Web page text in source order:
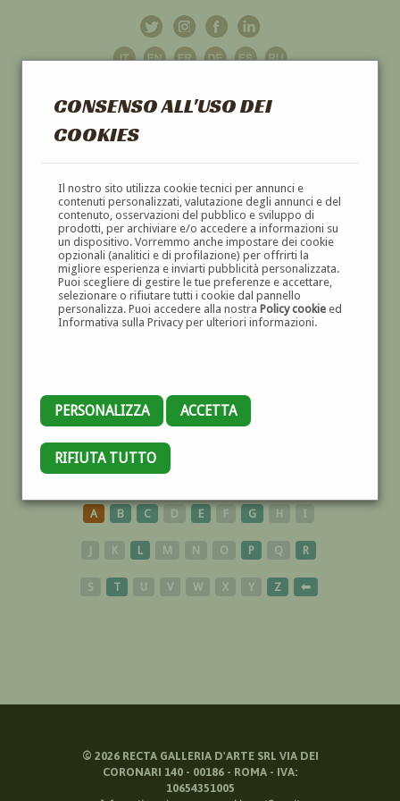
CONSENSO ALL'USO DEI
COOKIES
Il nostro sito utilizza cookie tecnici per annunci e
contenuti personalizzati, valutazione degli annunci e del
contenuto, osservazioni del pubblico e sviluppo di
prodotti, per archiviare e/o accedere a informazioni su
un dispositivo. Vorremmo anche impostare dei cookie
opzionali (analitici e di profilazione) per offrirti la
migliore esperienza e inviarti pubblicità personalizzata.
Puoi scegliere di gestire le tue preferenze e accettare,
selezionare o rifiutare tutti i cookie dal pannello
personalizza. Puoi accedere alla nostra Policy cookieed
Informativa sulla Privacy per ulteriori informazioni.
PERSONALIZZA ACCETTA
RIFIUTA TUTTO
GALLERIAD'ARTE
DIPINTI E SCULTURE '800 E '900
FUMETTISTI
A B C D E F G H I
J K L M N O P Q R
S T U V W X Y Z ⬅
© 2026RECTA GALLERIA D'ARTE SRL VIA DEI
CORONARI 140 - 00186 - ROMA - IVA:
10654351005